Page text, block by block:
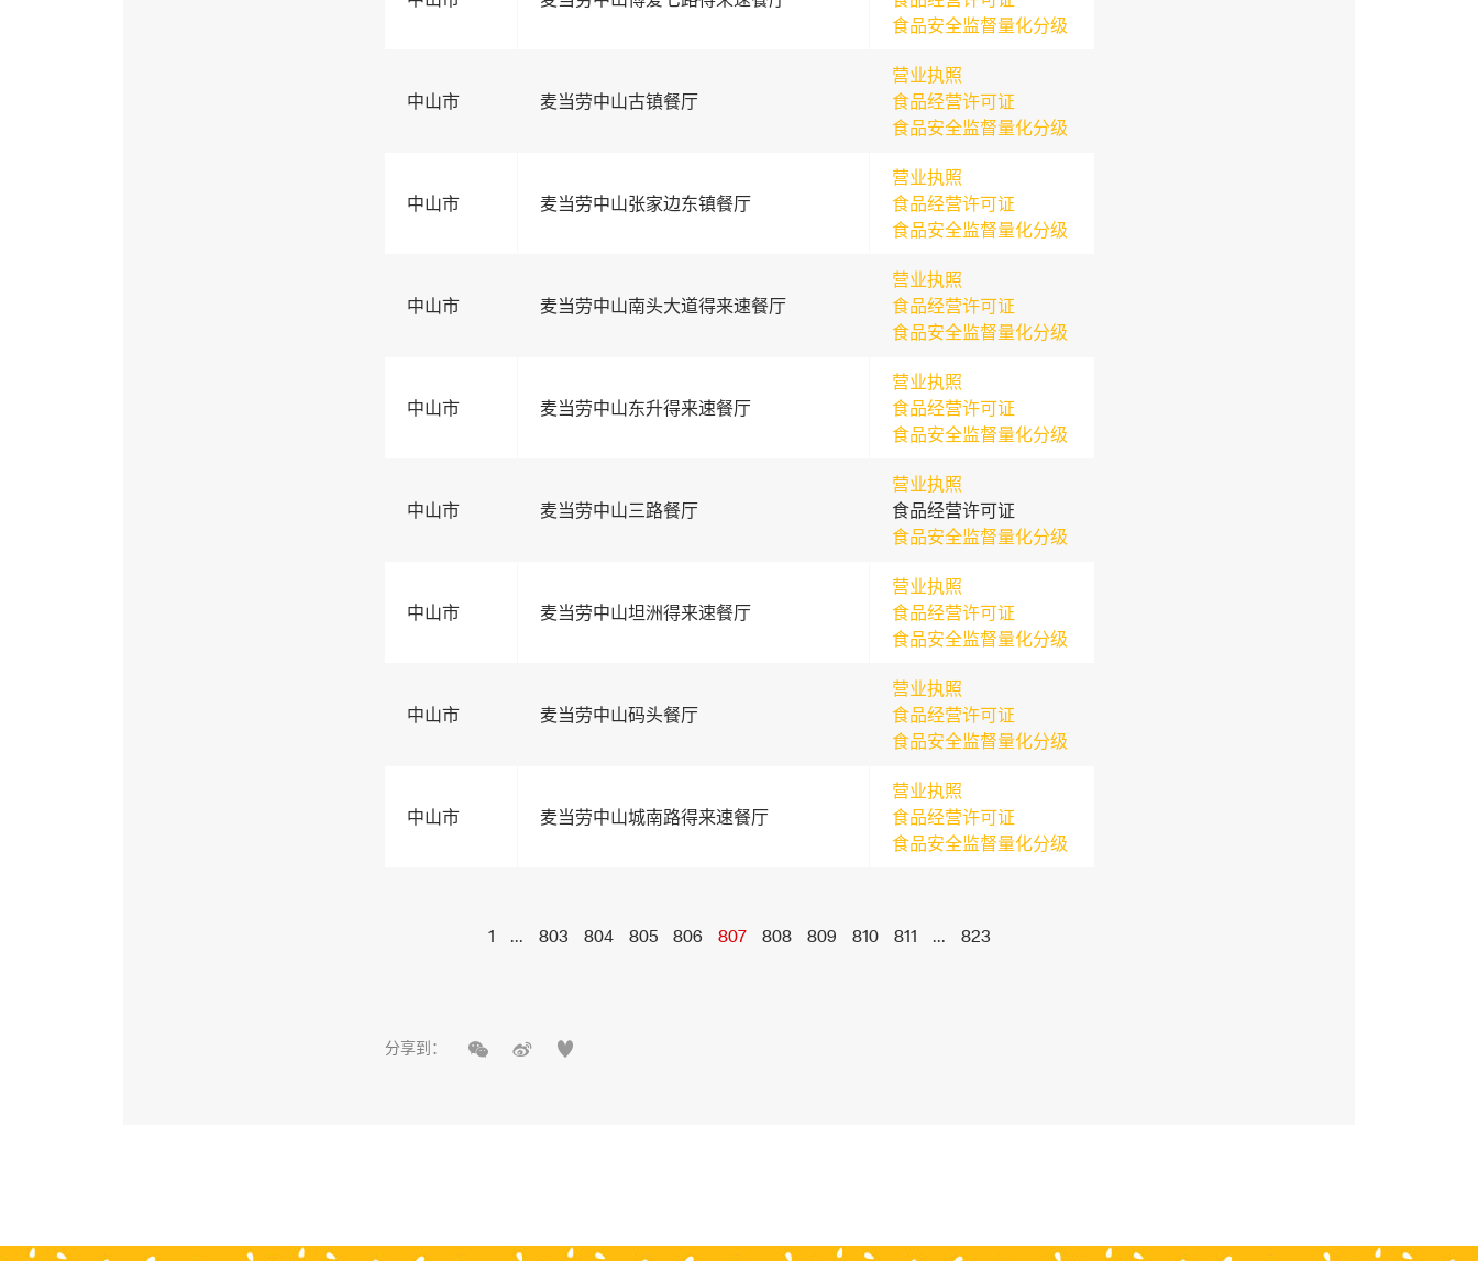
食品安全监督量化分级
中山市 麦当劳中山古镇餐厅
营业执照
食品经营许可证
食品安全监督量化分级
中山市 麦当劳中山张家边东镇餐厅
营业执照
食品经营许可证
食品安全监督量化分级
中山市 麦当劳中山南头大道得来速餐厅
营业执照
食品经营许可证
食品安全监督量化分级
中山市 麦当劳中山东升得来速餐厅
营业执照
食品经营许可证
食品安全监督量化分级
中山市 麦当劳中山三路餐厅
营业执照
食品经营许可证
食品安全监督量化分级
中山市 麦当劳中山坦洲得来速餐厅
营业执照
食品经营许可证
食品安全监督量化分级
中山市 麦当劳中山码头餐厅
营业执照
食品经营许可证
食品安全监督量化分级
中山市 麦当劳中山城南路得来速餐厅
营业执照
食品经营许可证
食品安全监督量化分级
1 ... 803 804 805 806 807 808 809 810 811 ... 823
分享到：   